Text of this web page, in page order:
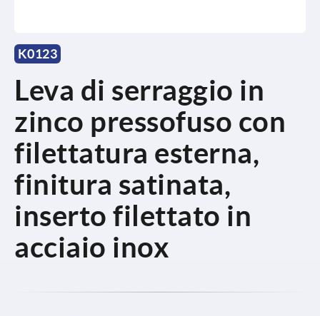
K0123
Leva di serraggio in
zinco pressofuso con
filettatura esterna,
finitura satinata,
inserto filettato in
acciaio inox